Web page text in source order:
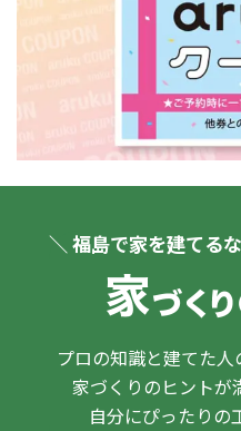
＼ 福島で家を建てる
プロの知識と建てた人
家づくりのヒントが
自分にぴったりの